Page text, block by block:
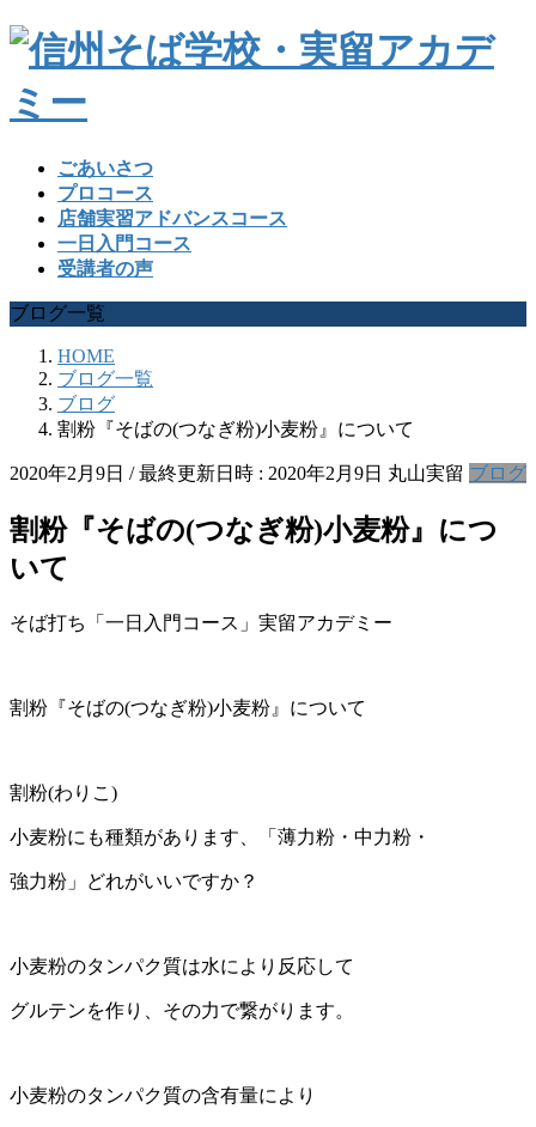
ごあいさつ
プロコース
店舗実習アドバンスコース
一日入門コース
受講者の声
ブログ一覧
HOME
ブログ一覧
ブログ
割粉『そばの(つなぎ粉)小麦粉』について
2020年2月9日 / 最終更新日時 : 2020年2月9日 丸山実留 ブログ
割粉『そばの(つなぎ粉)小麦粉』につ
いて
そば打ち「一日入門コース」実留アカデミー
割粉『そばの(つなぎ粉)小麦粉』について
割粉(わりこ)
小麦粉にも種類があります、「薄力粉・中力粉・
強力粉」どれがいいですか？
小麦粉のタンパク質は水により反応して
グルテンを作り、その力で繋がります。
小麦粉のタンパク質の含有量により